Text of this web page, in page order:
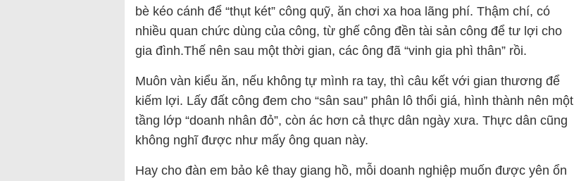
bè kéo cánh để “thụt két” công quỹ, ăn chơi xa hoa lãng phí. Thậm chí, có
nhiều quan chức dùng của công, từ ghế công đền tài sản công để tư lợi cho
gia đình.Thế nên sau một thời gian, các ông đã “vinh gia phì thân” rồi.
Muôn vàn kiểu ăn, nếu không tự mình ra tay, thì câu kết với gian thương để
kiếm lợi. Lấy đất công đem cho “sân sau” phân lô thổi giá, hình thành nên một
tầng lớp “doanh nhân đỏ”, còn ác hơn cả thực dân ngày xưa. Thực dân cũng
không nghĩ được như mấy ông quan này.
Hay cho đàn em bảo kê thay giang hồ, mỗi doanh nghiệp muốn được yên ổn